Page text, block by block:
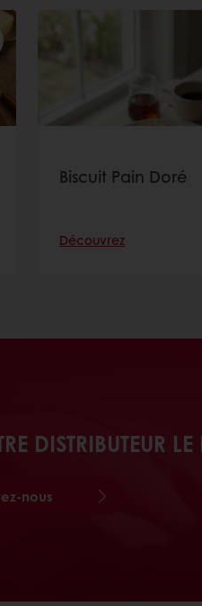
Biscuit Pain Doré
Découvrez
DISTRIBUTEUR LE
nous